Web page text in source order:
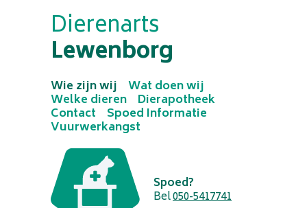
Dierenarts
Lewenborg
Wie zijn wij Wat doen wij
Welke dieren Dierapotheek
Contact Spoed Informatie
Vuurwerkangst
Spoed?
Bel050-5417741